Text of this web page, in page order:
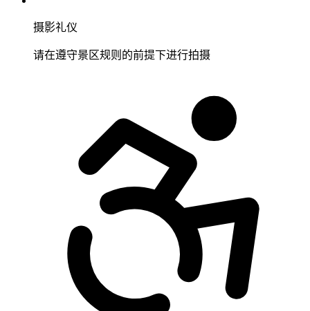
摄影礼仪
请在遵守景区规则的前提下进行拍摄